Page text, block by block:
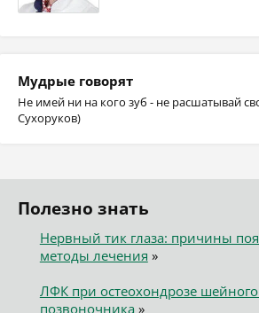
Мудрые говорят
Не имей ни на кого зуб - не расшатывай
Сухоруков)
Полезно знать
Нервный тик глаза: причины
методы лечения »
ЛФК при остеохондрозе шейного
позвоночника»